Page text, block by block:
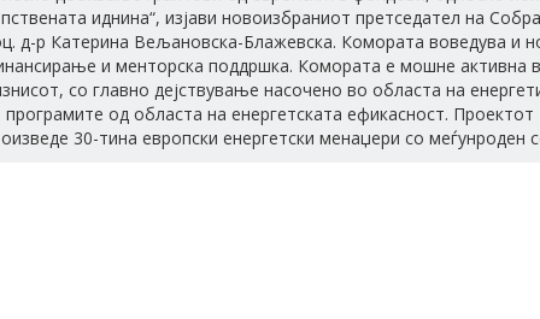
иднина“, изјави новоизбраниот претседател на
д-р Катерина Вељановска-Блажевска. Комората воведува и
и менторска поддршка. Комората е мошне активна
со главно дејствување насочено во областа на
програмите од областа на енергетската ефикасност. Проектот
30-тина европски енергетски менаџери со меѓунроден